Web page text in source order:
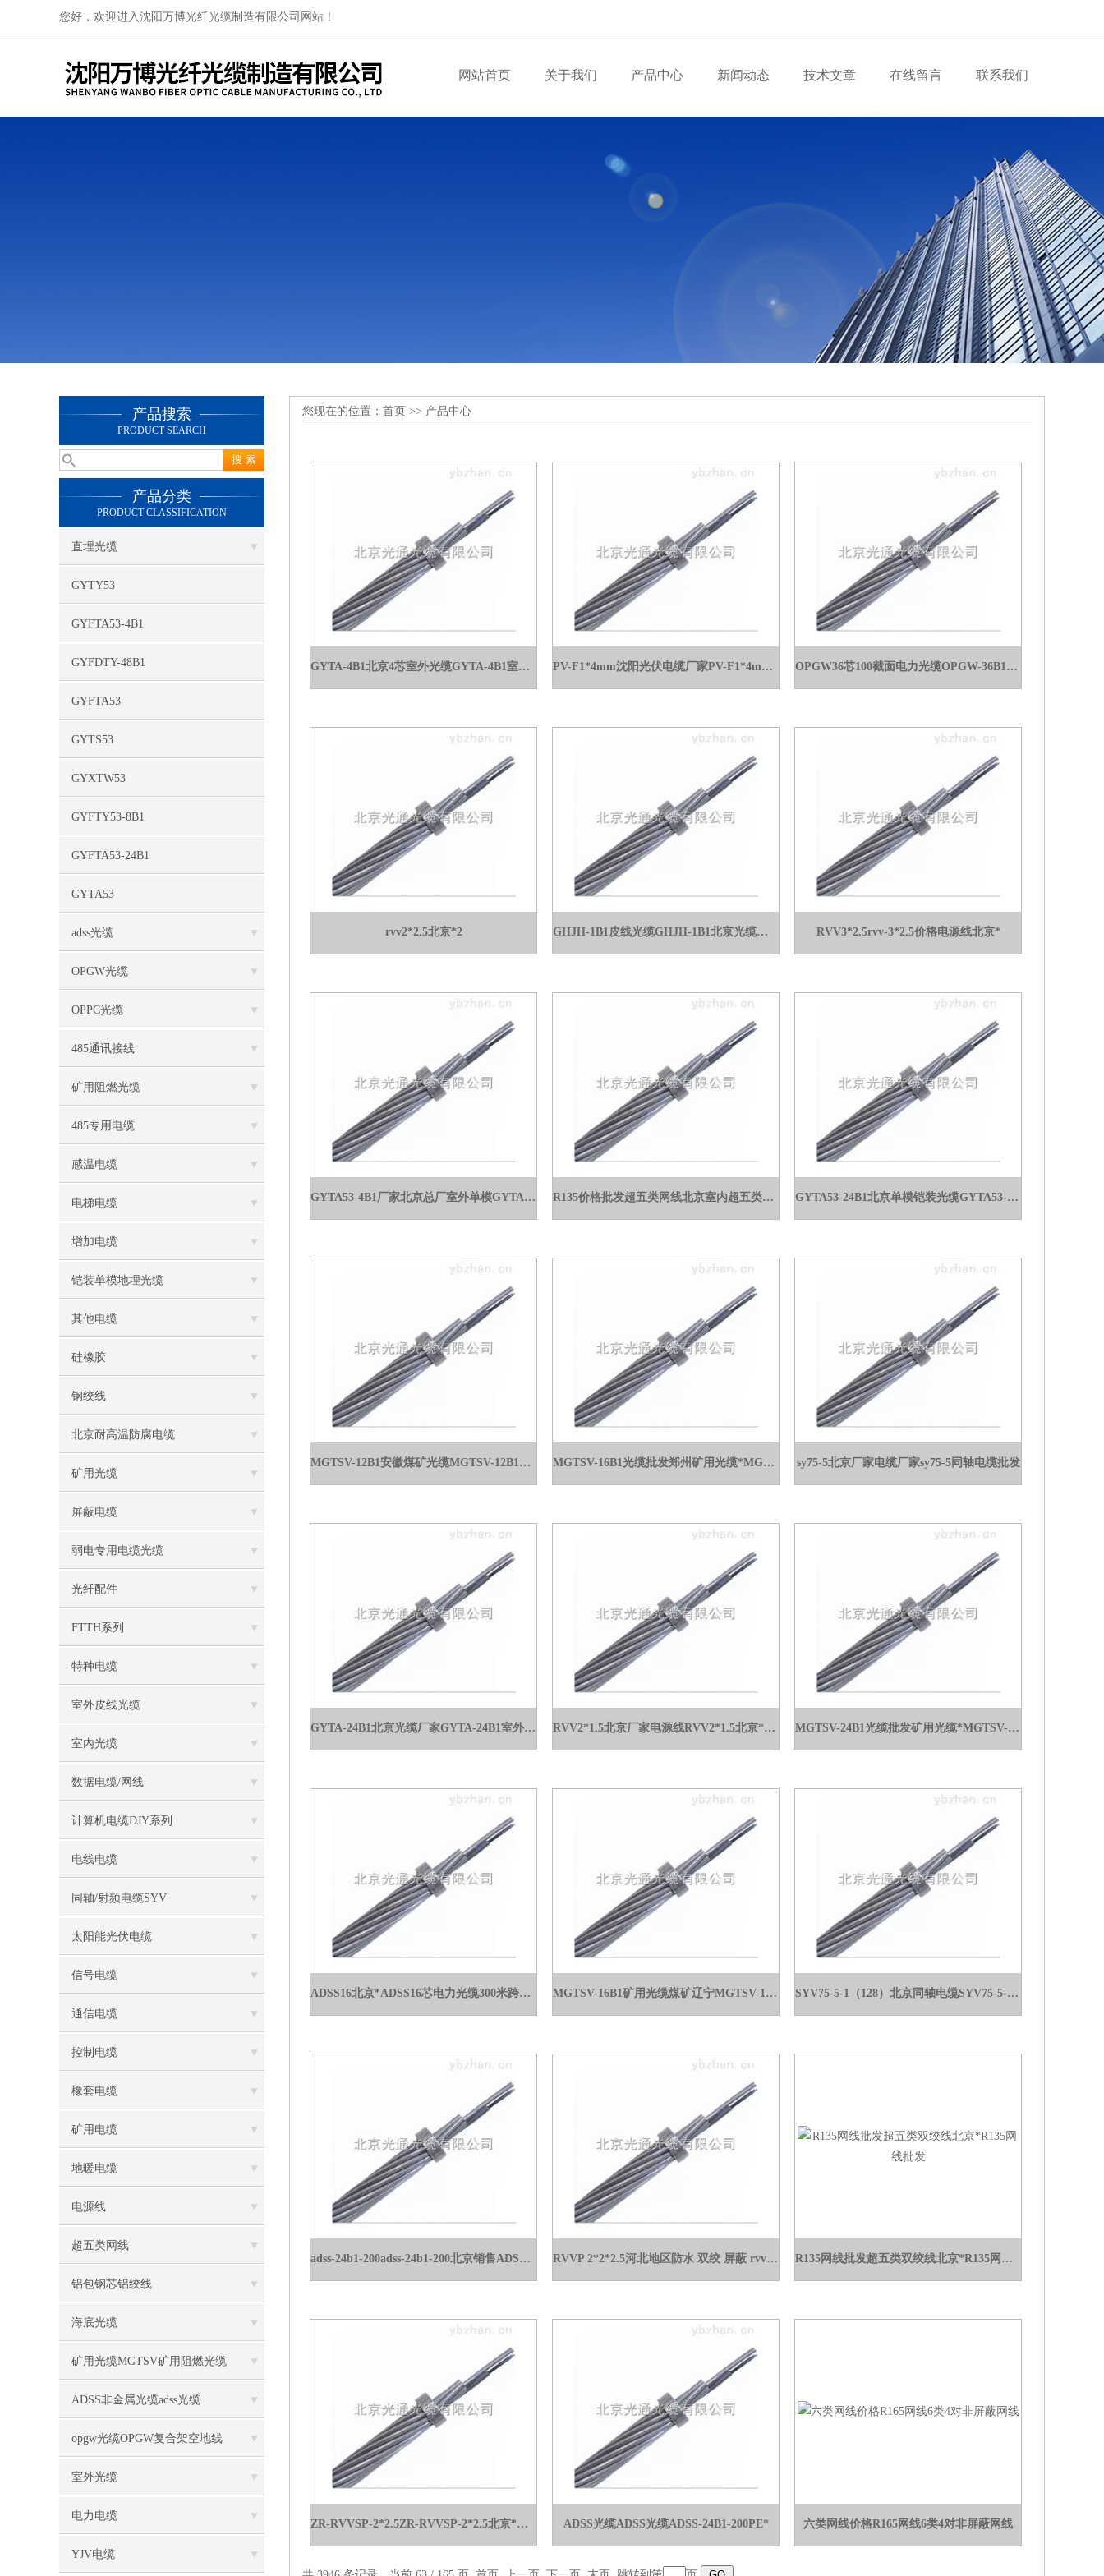
您好，欢迎进入沈阳万博光纤光缆制造有限公司网站！
网站首页 关于我们 产品中心 新闻动态 技术文章 在线留言 联系我们
产品搜索
PRODUCT SEARCH
产品分类
PRODUCT CLASSIFICATION
直埋光缆
GYTY53
GYFTA53-4B1
GYFDTY-48B1
GYFTA53
GYTS53
GYXTW53
GYFTY53-8B1
GYFTA53-24B1
GYTA53
adss光缆
OPGW光缆
OPPC光缆
485通讯接线
矿用阻燃光缆
485专用电缆
感温电缆
电梯电缆
增加电缆
铠装单模地埋光缆
其他电缆
硅橡胶
钢绞线
北京耐高温防腐电缆
矿用光缆
屏蔽电缆
弱电专用电缆光缆
光纤配件
FTTH系列
特种电缆
室外皮线光缆
室内光缆
数据电缆/网线
计算机电缆DJY系列
电线电缆
同轴/射频电缆SYV
太阳能光伏电缆
信号电缆
通信电缆
控制电缆
橡套电缆
矿用电缆
地暖电缆
电源线
超五类网线
铝包钢芯铝绞线
海底光缆
矿用光缆MGTSV矿用阻燃光缆
ADSS非金属光缆adss光缆
opgw光缆OPGW复合架空地线
室外光缆
电力电缆
YJV电缆
您现在的位置： 首页 >> 产品中心
GYTA-4B1北京4芯室外光缆GYTA-4B1室外光缆GYTA53批发 PV-F1*4mm沈阳光伏电缆厂家PV-F1*4mm电缆* OPGW36芯100截面电力光缆OPGW-36B1-100价格
rvv2*2.5北京*2 GHJH-1B1皮线光缆GHJH-1B1北京光缆批发 RVV3*2.5rvv-3*2.5价格电源线北京*
GYTA53-4B1厂家北京总厂室外单模GYTA53-4B1直埋光缆厂家 R135价格批发超五类网线北京室内超五类网线R135价格批发 GYTA53-24B1北京单模铠装光缆GYTA53-24B1室外光缆批发
MGTSV-12B1安徽煤矿光缆MGTSV-12B1光缆* MGTSV-16B1光缆批发郑州矿用光缆*MGTSV-16B1光缆批发 sy75-5北京厂家电缆厂家sy75-5同轴电缆批发
GYTA-24B1北京光缆厂家GYTA-24B1室外光缆价格 RVV2*1.5北京厂家电源线RVV2*1.5北京*电源线价格 MGTSV-24B1光缆批发矿用光缆*MGTSV-24B1光缆批发
ADSS16北京*ADSS16芯电力光缆300米跨距PE单护价格 MGTSV-16B1矿用光缆煤矿辽宁MGTSV-16B1矿用光缆 SYV75-5-1（128）北京同轴电缆SYV75-5-1（128）北京光缆价格
adss-24b1-200adss-24b1-200北京销售ADSS电力光缆价格 RVVP 2*2*2.5河北地区防水 双绞 屏蔽 rvvp2*2*2.5屏蔽电力* R135网线批发超五类双绞线北京*R135网线批发
ZR-RVVSP-2*2.5ZR-RVVSP-2*2.5北京*屏蔽电缆价格 ADSS光缆ADSS光缆ADSS-24B1-200PE* 六类网线价格R165网线6类4对非屏蔽网线